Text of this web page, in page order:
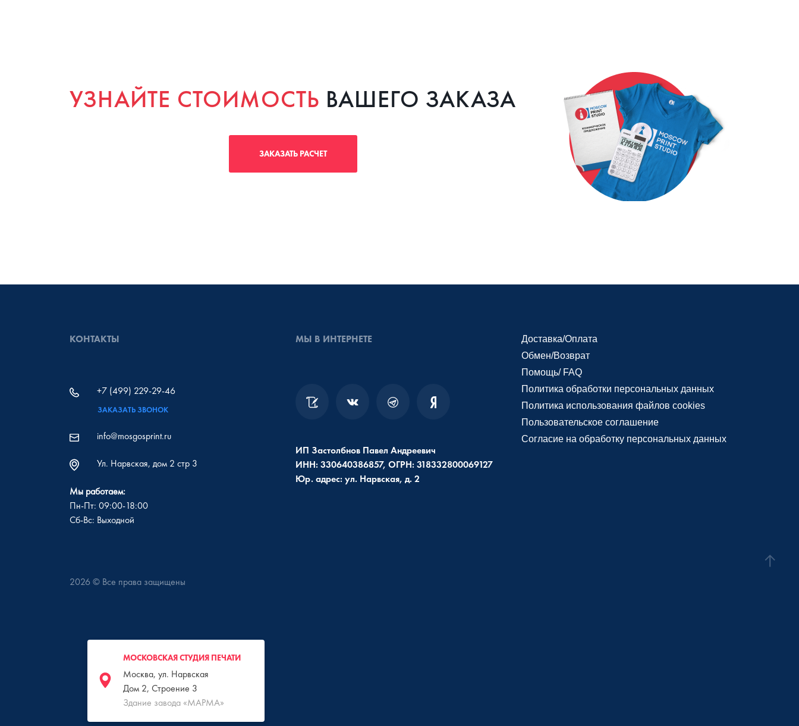
УЗНАЙТЕ СТОИМОСТЬ ВАШЕГО ЗАКАЗА
ЗАКАЗАТЬ РАСЧЕТ
КОНТАКТЫ
+7 (499) 229-29-46
ЗАКАЗАТЬ ЗВОНОК
info@mosgosprint.ru
Ул. Нарвская, дом 2 стр 3
Мы работаем:
Пн-Пт: 09:00-18:00
Сб-Вс: Выходной
МЫ В ИНТЕРНЕТЕ
ИП Застолбнов Павел Андреевич
ИНН: 330640386857, ОГРН: 318332800069127
Юр. адрес: ул. Нарвская, д. 2
Доставка/Оплата
Обмен/Возврат
Помощь/ FAQ
Политика обработки персональных данных
Политика использования файлов cookies
Пользовательское соглашение
Согласие на обработку персональных данных
2026 © Все права защищены
МОСКОВСКАЯ СТУДИЯ ПЕЧАТИ
Москва, ул. Нарвская
Дом 2, Строение 3
Здание завода «МАРМА»